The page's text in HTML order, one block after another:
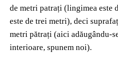
de metri patrați (lingimea este
este de trei metri), deci
metri pătrați (aici adăugându-
interioare, spunem noi).